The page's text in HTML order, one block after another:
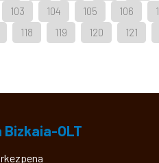
103 104 105 106
118 119 120 121
OLT